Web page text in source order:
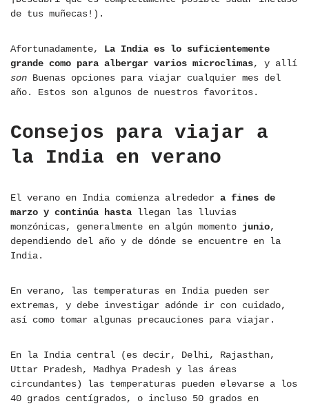
de tus muñecas!).
Afortunadamente,
La India es lo suficientemente
grande como para albergar varios microclimas, y allí
son Buenas opciones para viajar cualquier mes del
año. Estos son algunos de nuestros favoritos.
Consejos para viajar a
la India en verano
El verano en India comienza alrededor a fines de
marzo y continúa hasta llegan las lluvias
monzónicas, generalmente en algún momento junio,
dependiendo del año y de dónde se encuentre en la
India.
En verano, las temperaturas en India pueden ser
extremas, y debe investigar adónde ir con cuidado,
así como tomar algunas precauciones para viajar.
En la India central (es decir, Delhi, Rajasthan,
Uttar Pradesh, Madhya Pradesh y las áreas
circundantes) las temperaturas pueden elevarse a los
40 grados centígrados, o incluso 50 grados en